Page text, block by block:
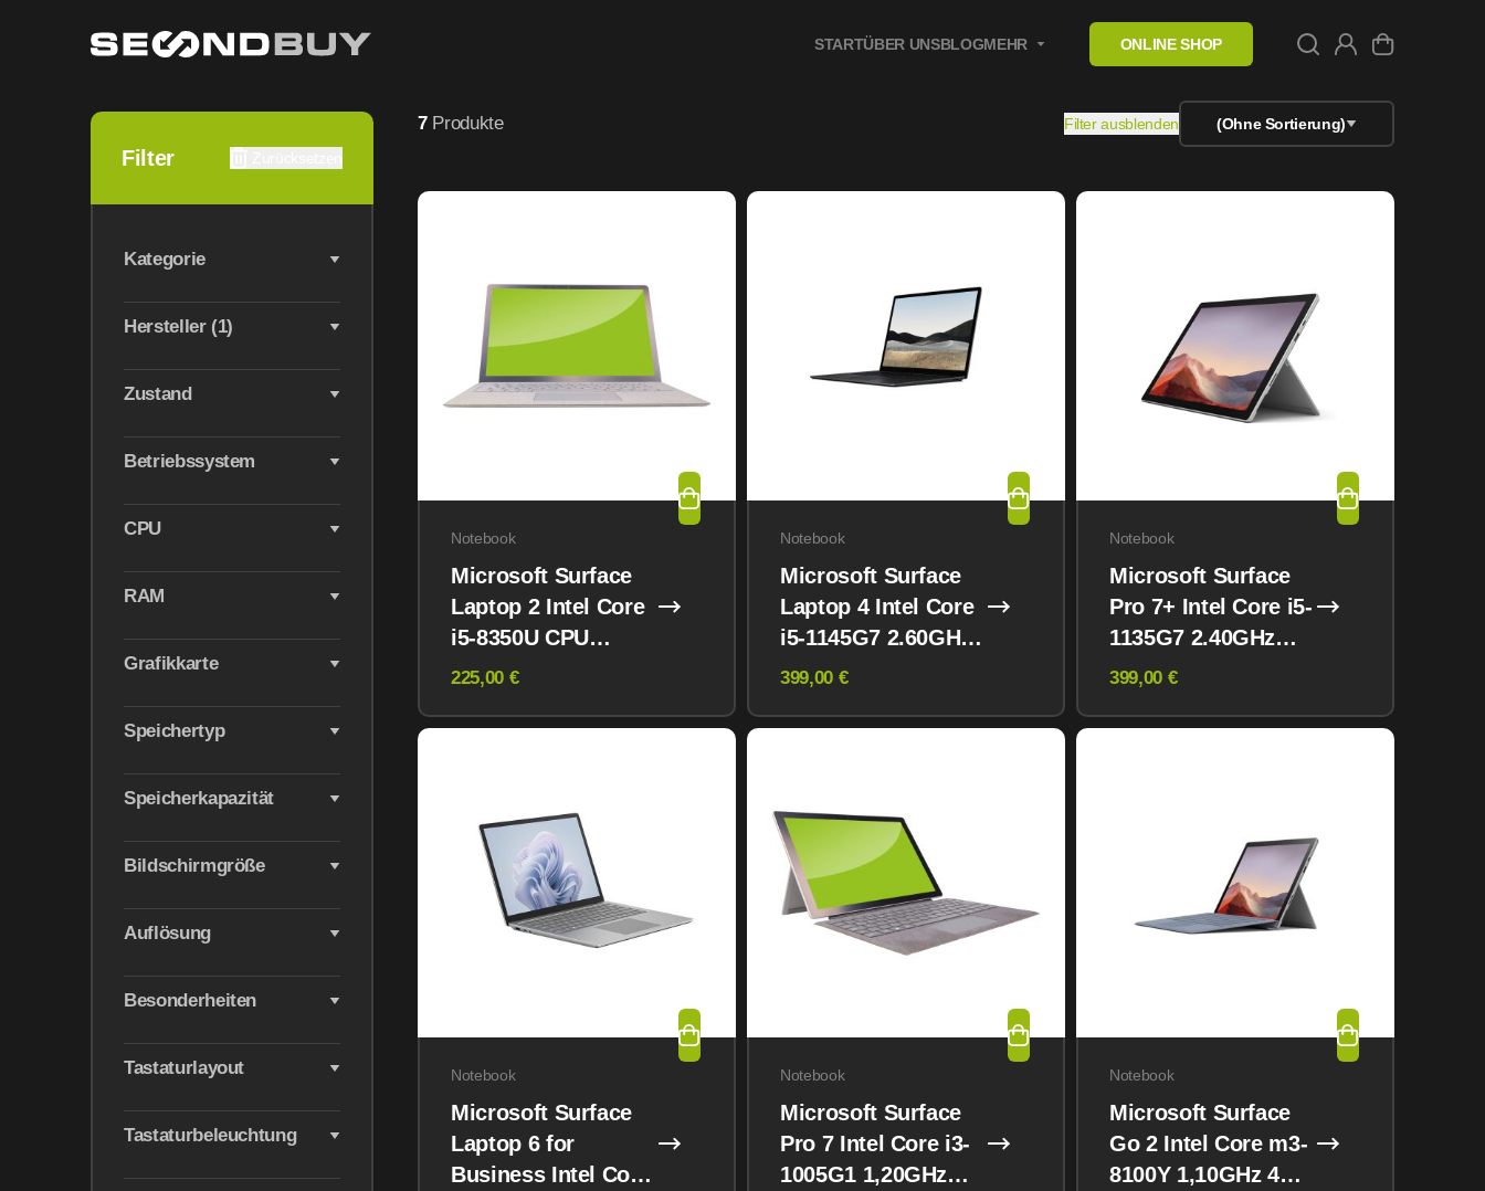
STARTÜBER UNSBLOGMEHR ONLINE SHOP
Filter
Kategorie
Hersteller (1)
Zustand
Betriebssystem
CPU
RAM
Grafikkarte
Speichertyp
Speicherkapazität
Bildschirmgröße
Auflösung
Besonderheiten
Tastaturlayout
Tastaturbeleuchtung
7Produkte Filter ausblenden (Ohne Sortierung)
Notebook
Microsoft Surface
Laptop 2 Intel Core
i5-8350U CPU
1.70GHz 8GB
11 Pro
225,00 €
Notebook
Microsoft Surface
Laptop 4 Intel Core
i5-1145G7 2.60GHz
8GB 256GB NVMe
399,00 €
Notebook
Microsoft Surface
Pro 7+ Intel Core i5-
1135G7 2.40GHz
8GB 256GB NVMe
399,00 €
Notebook
Microsoft Surface
Laptop 6 for
Business Intel Core
Notebook
Microsoft Surface
Pro 7 Intel Core i3-
1005G1 1,20GHz
Notebook
Microsoft Surface
Go 2 Intel Core m3-
8100Y 1,10GHz 4GB